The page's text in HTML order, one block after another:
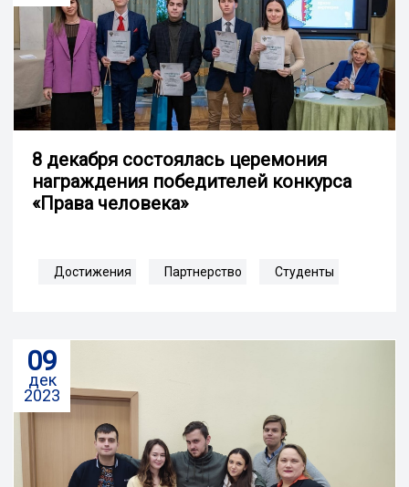
8 декабря состоялась церемония
награждения победителей конкурса
«Права человека»
Достижения Партнерство Студенты
09
дек
2023